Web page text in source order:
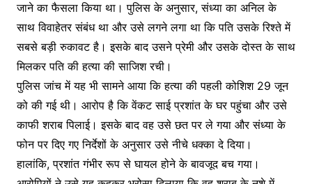
जाने का फैसला किया था। पुलिस के अनुसार, संध्या का अनिल के
साथ विवाहेतर संबंध था और उसे लगने लगा था कि पति उसके रिश्ते में
सबसे बड़ी रुकावट है। इसके बाद उसने प्रेमी और उसके दोस्त के साथ
मिलकर पति की हत्या की साजिश रची।
पुलिस जांच में यह भी सामने आया कि हत्या की पहली कोशिश 29 जून
को की गई थी। आरोप है कि वेंकट साई प्रशांत के घर पहुंचा और उसे
काफी शराब पिलाई। इसके बाद वह उसे छत पर ले गया और संध्या के
फोन पर दिए गए निर्देशों के अनुसार उसे नीचे धक्का दे दिया।
हालांकि, प्रशांत गंभीर रूप से घायल होने के बावजूद बच गया।